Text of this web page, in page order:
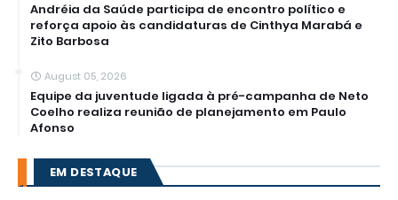
Andréia da Saúde participa de encontro político e
reforça apoio às candidaturas de Cinthya Marabá e
Zito Barbosa
August 05, 2026
Equipe da juventude ligada à pré-campanha de Neto
Coelho realiza reunião de planejamento em Paulo
Afonso
EM DESTAQUE